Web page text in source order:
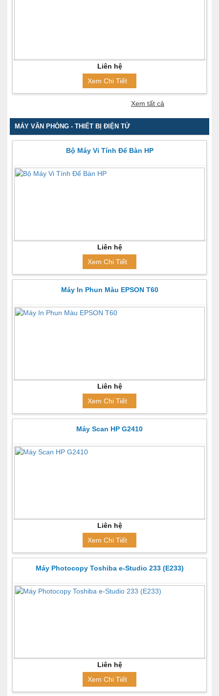
Liên hệ
Xem Chi Tiết
Xem tất cả
MÁY VĂN PHÒNG - THIẾT BỊ ĐIỆN TỬ
Bộ Máy Vi Tính Để Bàn HP
Liên hệ
Xem Chi Tiết
Máy In Phun Màu EPSON T60
Liên hệ
Xem Chi Tiết
Máy Scan HP G2410
Liên hệ
Xem Chi Tiết
Máy Photocopy Toshiba e-Studio 233 (E233)
Liên hệ
Xem Chi Tiết